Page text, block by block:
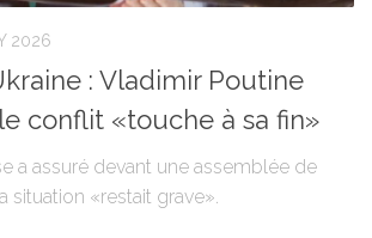
2026
: Vladimir Poutine
conflit «touche à sa fin»
a assuré devant une assemblée de
situation «restait grave».